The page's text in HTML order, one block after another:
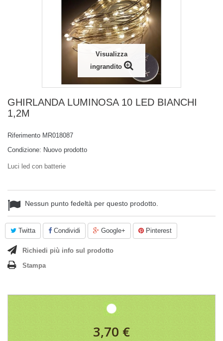
Visualizza
ingrandito
GHIRLANDA LUMINOSA 10 LED BIANCHI
1,2M
Riferimento MR018087
Condizione: Nuovo prodotto
Luci led con batterie
Nessun punto fedeltà per questo prodotto.
Twitta Condividi Google+ Pinterest
Richiedi più info sul prodotto
Stampa
3,70 €